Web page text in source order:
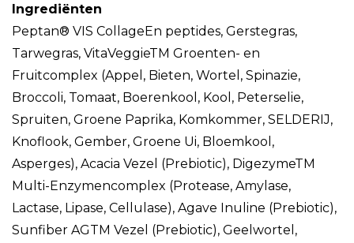
Ingrediënten
Peptan® VIS CollageEn peptides, Gerstegras,
Tarwegras, VitaVeggieTM Groenten- en
Fruitcomplex (Appel, Bieten, Wortel, Spinazie,
Broccoli, Tomaat, Boerenkool, Kool, Peterselie,
Spruiten, Groene Paprika, Komkommer, SELDERIJ,
Knoflook, Gember, Groene Ui, Bloemkool,
Asperges), Acacia Vezel (Prebiotic), DigezymeTM
Multi-Enzymencomplex (Protease, Amylase,
Lactase, Lipase, Cellulase), Agave Inuline (Prebiotic),
Sunfiber AGTM Vezel (Prebiotic), Geelwortel,